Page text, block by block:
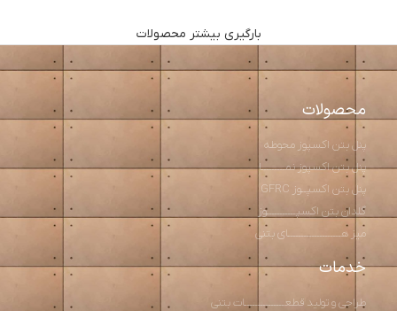
بارگیری بیشتر محصولات
محصولات
پنل بتن اکسپوز محوطه
پنل بتن اکسپوز نمـــــــــا
پنل بتن اکسپــوز GFRC
گلدان بتن اکسپـــــــــــوز
میز هــــــــــــــــــــای بتنی
خدمات
طراحی و تولید قطعـــــــــــــــات بتنی